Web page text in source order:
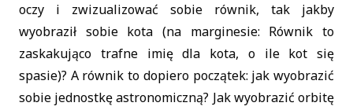
oczy i zwizualizować sobie równik, tak jakby
wyobraził sobie kota (na marginesie: Równik to
zaskakująco trafne imię dla kota, o ile kot się
spasie)? A równik to dopiero początek: jak wyobrazić
sobie jednostkę astronomiczną? Jak wyobrazić orbitę